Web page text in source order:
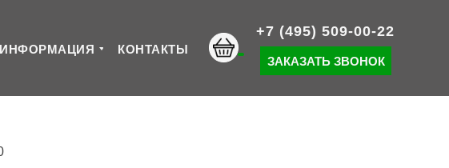
ИНФОРМАЦИЯ
+7 (495) 509-00-22
КОНТАКТЫ
ЗАКАЗАТЬ ЗВОНОК